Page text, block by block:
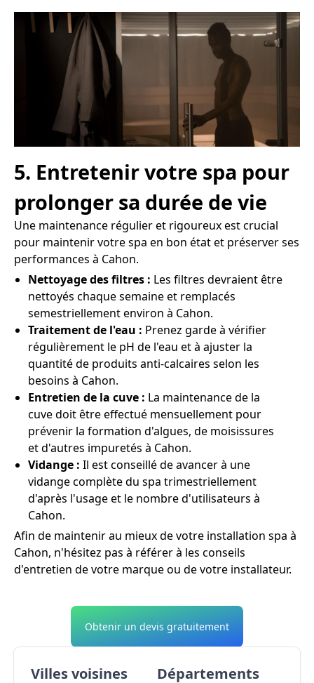
5. Entretenir votre spa pour
prolonger sa durée de vie
Une maintenance régulier et rigoureux est crucial
pour maintenir votre spa en bon état et préserver ses
performances à Cahon.
Nettoyage des filtres : Les filtres devraient être
nettoyés chaque semaine et remplacés
semestriellement environ à Cahon.
Traitement de l'eau : Prenez garde à vérifier
régulièrement le pH de l'eau et à ajuster la
quantité de produits anti-calcaires selon les
besoins à Cahon.
Entretien de la cuve : La maintenance de la
cuve doit être effectué mensuellement pour
prévenir la formation d'algues, de moisissures
et d'autres impuretés à Cahon.
Vidange : Il est conseillé de avancer à une
vidange complète du spa trimestriellement
d'après l'usage et le nombre d'utilisateurs à
Cahon.
Afin de maintenir au mieux de votre installation spa à
Cahon, n'hésitez pas à référer à les conseils
d'entretien de votre marque ou de votre installateur.
Obtenir un devis gratuitement
Villes voisines Départements